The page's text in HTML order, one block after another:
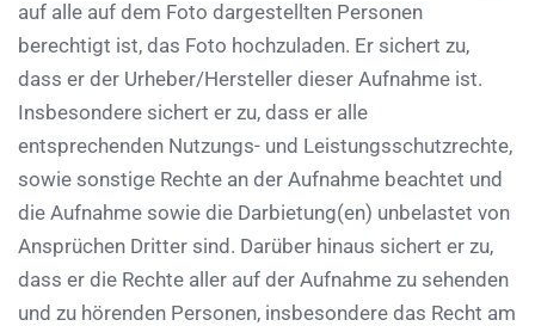
auf alle auf dem Foto dargestellten Personen
berechtigt ist, das Foto hochzuladen. Er sichert zu,
dass er der Urheber/Hersteller dieser Aufnahme ist.
Insbesondere sichert er zu, dass er alle
entsprechenden Nutzungs- und Leistungsschutzrechte,
sowie sonstige Rechte an der Aufnahme beachtet und
die Aufnahme sowie die Darbietung(en) unbelastet von
Ansprüchen Dritter sind. Darüber hinaus sichert er zu,
dass er die Rechte aller auf der Aufnahme zu sehenden
und zu hörenden Personen, insbesondere das Recht am